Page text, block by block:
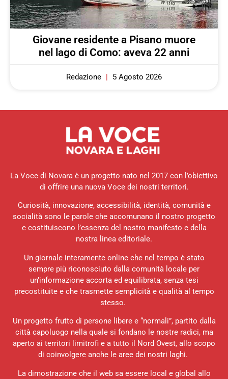
Giovane residente a Pisano muore
nel lago di Como: aveva 22 anni
Redazione 5 Agosto 2026
La Voce di Novara è un progetto nato nel 2017 con l’obiettivo
di offrire una nuova Voce dei nostri territori.
Curiosità, innovazione, accessibilità, identità, comunità e
socialità sono le parole che accomunano il nostro progetto
e costituiscono l’essenza del nostro manifesto e della
nostra linea editoriale.
Un giornale interamente online che nel tempo è stato
sempre più riconosciuto dalla comunità locale per
un’informazione accorta ed equilibrata, senza tesi
precostituite e che trasmette semplicità e qualità al tempo
stesso.
Un progetto frutto di persone libere e “normali”, partito dalla
città capoluogo nella quale si fondano le nostre radici, ma
aperto ai territori limitrofi e a tutto il Nord Ovest, allo scopo
di coinvolgere anche le aree dei nostri laghi.
La dimostrazione che il web sa essere local e global allo